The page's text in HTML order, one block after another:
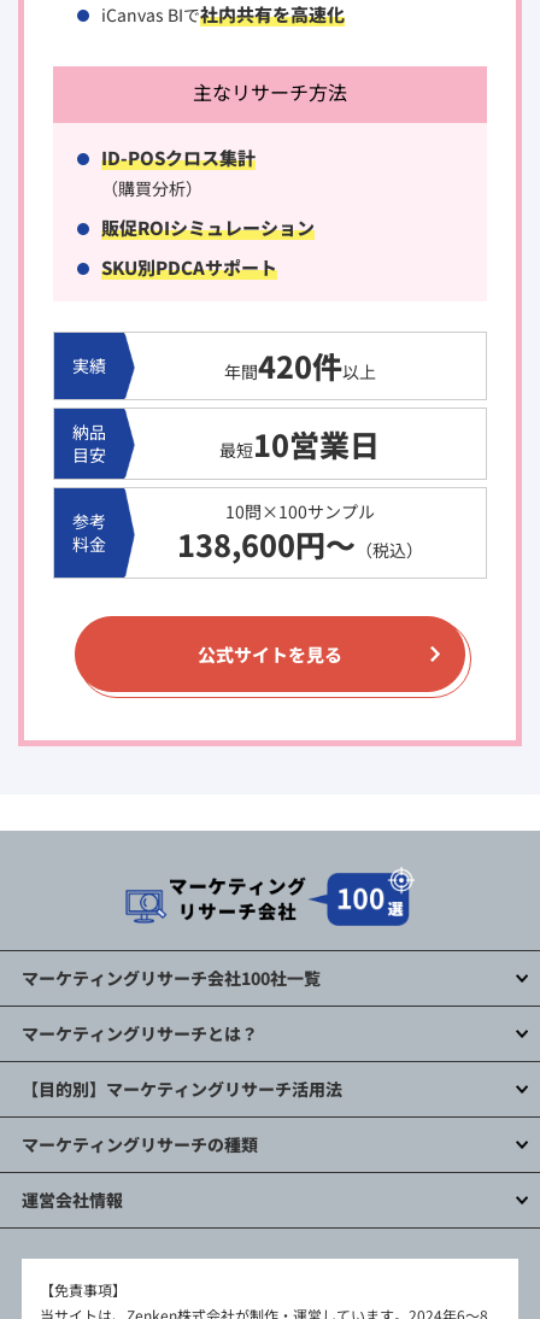
iCanvas BIで社内共有を高速化
主なリサーチ方法
ID-POSクロス集計
（購買分析）
販促ROIシミュレーション
SKU別PDCAサポート
実績 年間420件以上
納品
目安
最短10営業日
参考
料金
10問×100サンプル
138,600円～ （税込）
公式サイトを見る
マーケティングリサーチ会社100社一覧
マーケティングリサーチとは？
【目的別】マーケティングリサーチ活用法
マーケティングリサーチの種類
運営会社情報
【免責事項】